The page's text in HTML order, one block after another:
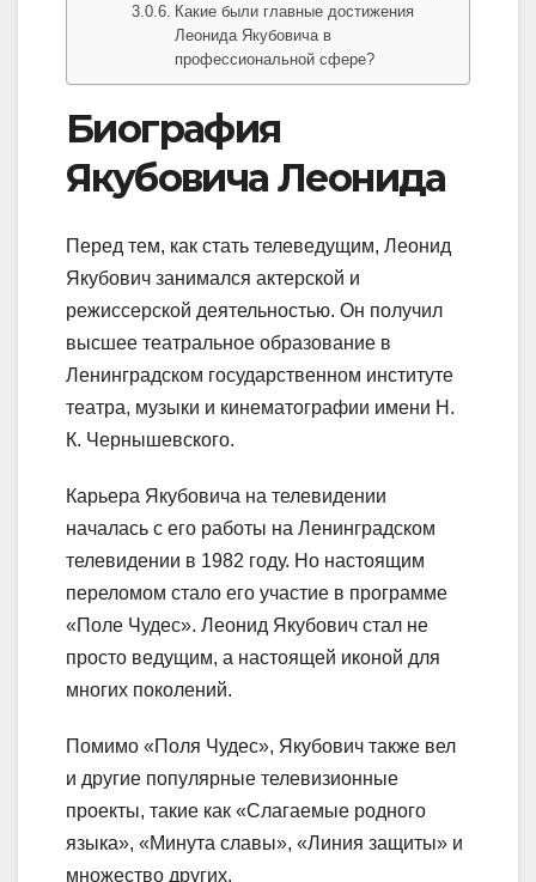
Какие были главные достижения
Леонида Якубовича в
профессиональной сфере?
Биография
Якубовича Леонида
Перед тем, как стать телеведущим, Леонид
Якубович занимался актерской и
режиссерской деятельностью. Он получил
высшее театральное образование в
Ленинградском государственном институте
театра, музыки и кинематографии имени Н.
К. Чернышевского.
Карьера Якубовича на телевидении
началась с его работы на Ленинградском
телевидении в 1982 году. Но настоящим
переломом стало его участие в программе
«Поле Чудес». Леонид Якубович стал не
просто ведущим, а настоящей иконой для
многих поколений.
Помимо «Поля Чудес», Якубович также вел
и другие популярные телевизионные
проекты, такие как «Слагаемые родного
языка», «Минута славы», «Линия защиты» и
множество других.